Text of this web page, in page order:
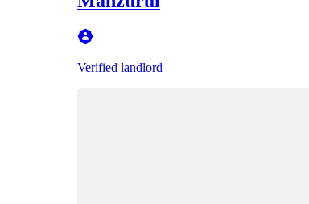
Verified landlord